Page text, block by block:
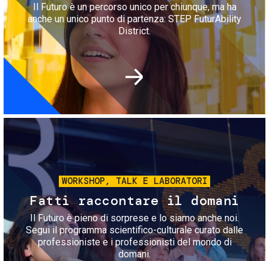
Il Futuro è un percorso unico per chiunque, ma ha
anche un unico punto di partenza: STEP FuturAbility
District.
Immagine
WORKSHOP, TALK E LABORATORI
Fatti raccontare il domani
Il Futuro è pieno di sorprese e lo siamo anche noi.
Segui il programma scientifico-culturale curato dalle
professioniste e i professionisti del mondo di
domani.